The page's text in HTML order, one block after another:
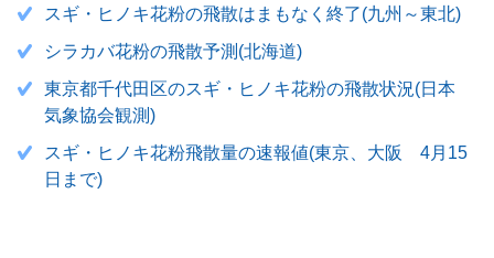
スギ・ヒノキ花粉の飛散はまもなく終了(九州～東北)
シラカバ花粉の飛散予測(北海道)
東京都千代田区のスギ・ヒノキ花粉の飛散状況(日本
気象協会観測)
スギ・ヒノキ花粉飛散量の速報値(東京、大阪 4月15
日まで)